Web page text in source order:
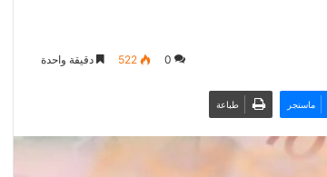
0
522 دقيقة واحدة
ماسنجر طباعة